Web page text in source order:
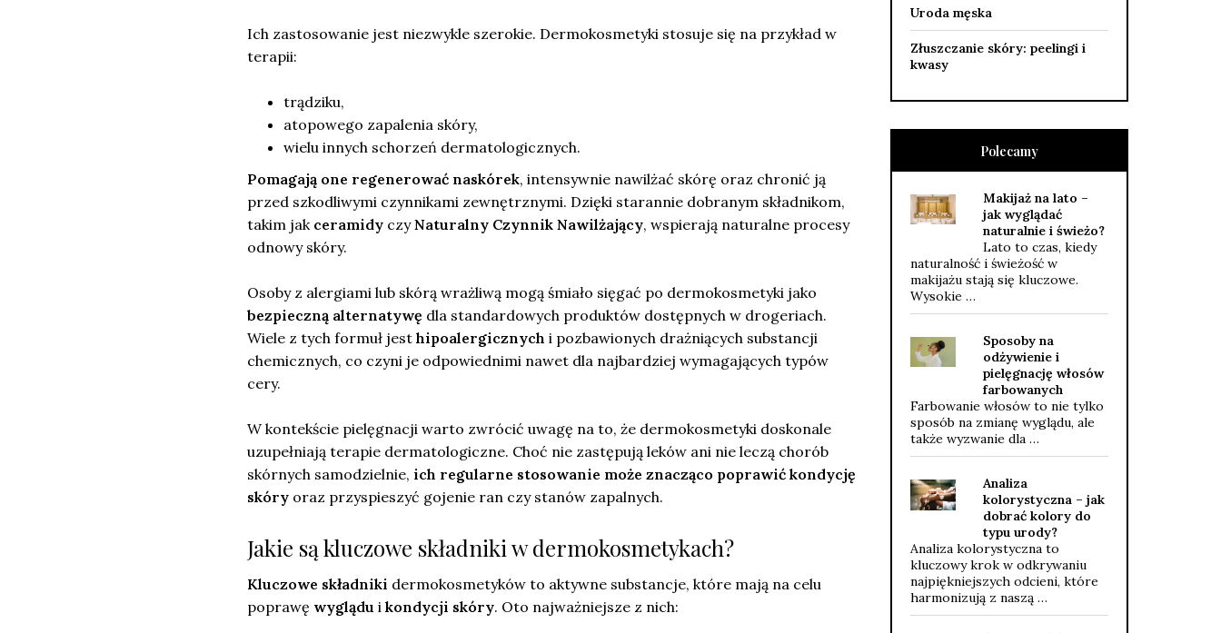
Ich zastosowanie jest niezwykle szerokie. Dermokosmetyki stosuje się na przykład w
terapii:
trądziku,
atopowego zapalenia skóry,
wielu innych schorzeń dermatologicznych.
Pomagają one regenerować naskórek, intensywnie nawilżać skórę oraz chronić ją
przed szkodliwymi czynnikami zewnętrznymi. Dzięki starannie dobranym składnikom,
takim jak ceramidy czyNaturalny Czynnik Nawilżający, wspierają naturalne procesy
odnowy skóry.
Osoby z alergiami lub skórą wrażliwą mogą śmiało sięgać po dermokosmetyki jako
bezpieczną alternatywę dla standardowych produktów dostępnych w drogeriach.
Wiele z tych formuł jest hipoalergicznych i pozbawionych drażniących substancji
chemicznych, co czyni je odpowiednimi nawet dla najbardziej wymagających typów
cery.
W kontekście pielęgnacji warto zwrócić uwagę na to, że dermokosmetyki doskonale
uzupełniają terapie dermatologiczne. Choć nie zastępują leków ani nie leczą chorób
skórnych samodzielnie, ich regularne stosowanie może znacząco poprawić kondycję
skóry oraz przyspieszyć gojenie ran czy stanów zapalnych.
Jakie są kluczowe składniki w dermokosmetykach?
Kluczowe składniki dermokosmetyków to aktywne substancje, które mają na celu
poprawę wyglądu i kondycji skóry. Oto najważniejsze z nich:
Uroda męska
Złuszczanie skóry: peelingi i
kwasy
Polecamy
Makijaż na lato –
jak wyglądać
naturalnie i świeżo?
Lato to czas, kiedy
naturalność i świeżość w
makijażu stają się kluczowe.
Wysokie …
Sposoby na
odżywienie i
pielęgnację włosów
farbowanych
Farbowanie włosów to nie tylko
sposób na zmianę wyglądu, ale
także wyzwanie dla …
Analiza
kolorystyczna – jak
dobrać kolory do
typu urody?
Analiza kolorystyczna to
kluczowy krok w odkrywaniu
najpiękniejszych odcieni, które
harmonizują z naszą …